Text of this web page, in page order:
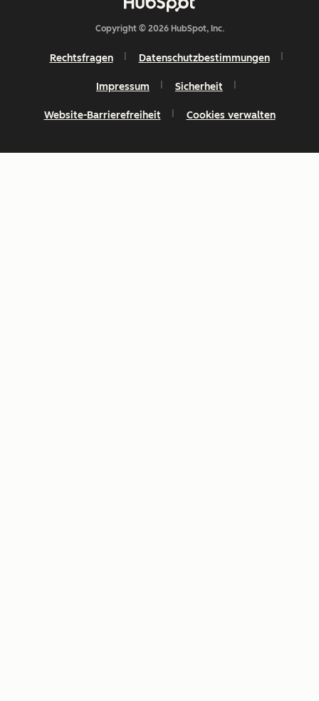
Copyright © 2026 HubSpot, Inc.
Rechtsfragen Datenschutzbestimmungen
Impressum Sicherheit
Website-Barrierefreiheit Cookies verwalten